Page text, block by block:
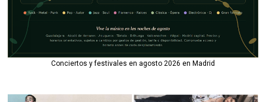
Conciertos y festivales en agosto 2026 en Madrid